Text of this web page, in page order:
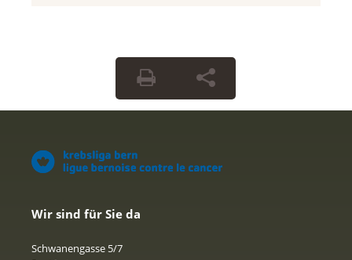
Wir sind für Sie da
Schwanengasse 5/7